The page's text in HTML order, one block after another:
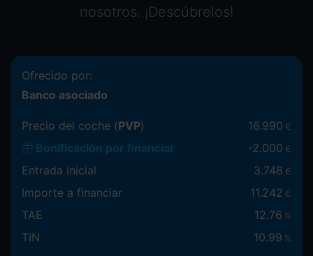
nosotros. ¡Descúbrelos!
Ofrecido por:
Banco asociado
Precio del coche (PVP) 16.990 €
Bonificación por financiar -2.000 €
Entrada inicial 3.748 €
Importe a financiar 11.242 €
TAE 12.76 %
TIN 10.99 %